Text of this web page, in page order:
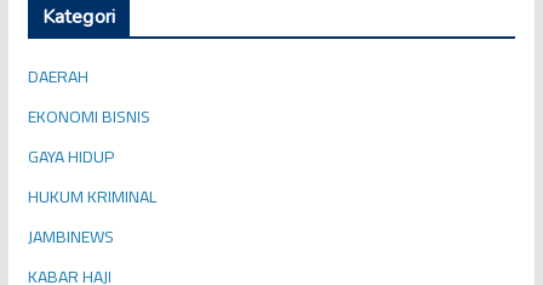
Kategori
DAERAH
EKONOMI BISNIS
GAYA HIDUP
HUKUM KRIMINAL
JAMBINEWS
KABAR HAJI